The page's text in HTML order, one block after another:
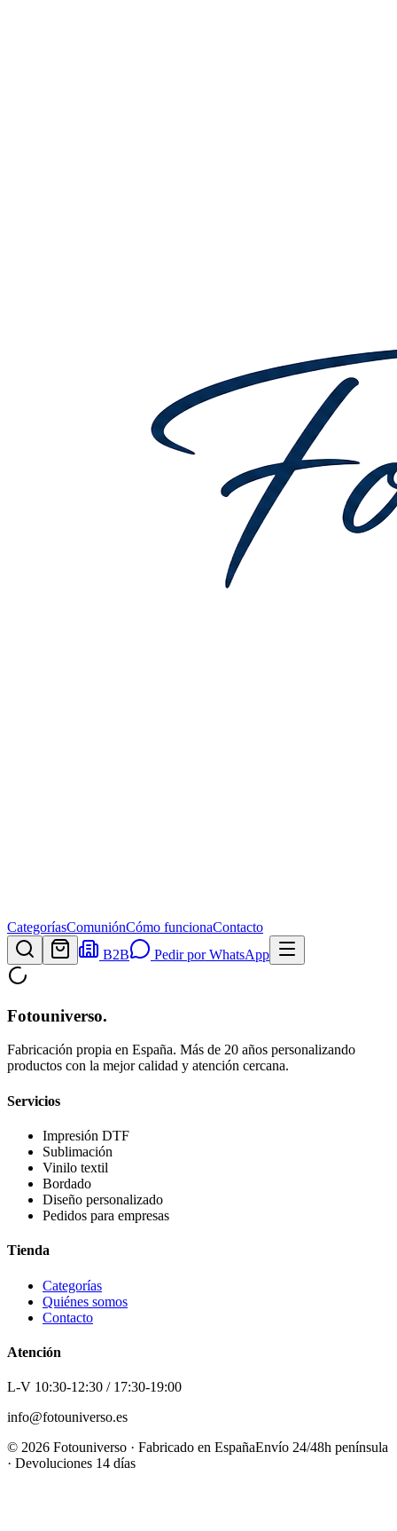
CategoríasComuniónCómo funcionaContacto
B2B
Pedir por WhatsApp
Fotouniverso.
Fabricación propia en España. Más de 20 años personalizando
productos con la mejor calidad y atención cercana.
Servicios
Impresión DTF
Sublimación
Vinilo textil
Bordado
Diseño personalizado
Pedidos para empresas
Tienda
Categorías
Quiénes somos
Contacto
Atención
L-V 10:30-12:30 / 17:30-19:00
info@fotouniverso.es
© 2026 Fotouniverso · Fabricado en EspañaEnvío 24/48h península
· Devoluciones 14 días